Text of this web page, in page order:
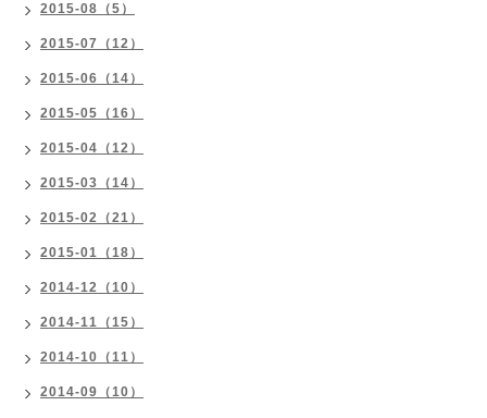
2015-08（5）
2015-07（12）
2015-06（14）
2015-05（16）
2015-04（12）
2015-03（14）
2015-02（21）
2015-01（18）
2014-12（10）
2014-11（15）
2014-10（11）
2014-09（10）